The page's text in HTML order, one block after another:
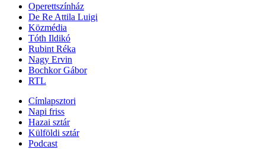
Operettszínház
De Re Attila Luigi
Közmédia
Tóth Ildikó
Rubint Réka
Nagy Ervin
Bochkor Gábor
RTL
Címlapsztori
Napi friss
Hazai sztár
Külföldi sztár
Podcast